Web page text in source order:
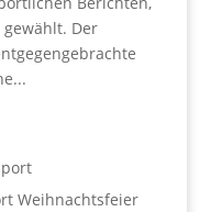
Der
Weihnachtsfeier